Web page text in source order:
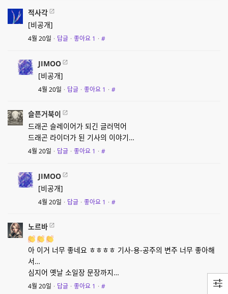
적사각
[비공개]
4월 20일 · 답글 · 좋아요 1 · #
JIMOO
[비공개]
4월 20일 · 답글 · 좋아요 1 · #
슬픈거북이
드래곤 슬레이어가 되긴 글러먹어
드래곤 라이더가 된 기사의 이야기…
4월 20일 · 답글 · 좋아요 1 · #
JIMOO
[비공개]
4월 20일 · 답글 · 좋아요 1 · #
노르바
아 이거 너무 좋네요 ㅎㅎㅎㅎ 기사-용-공주의 변주 너무 좋아해
서…
심지어 옛날 소일장 문장까지…
4월 20일 · 답글 · 좋아요 1 · #